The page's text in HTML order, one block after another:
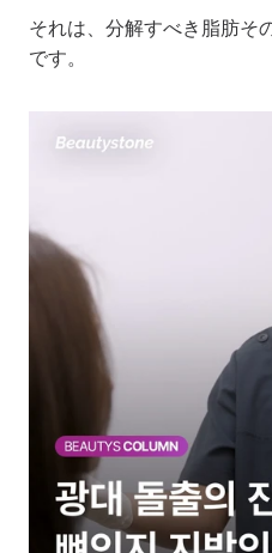
それは、分解すべき脂肪そ
です。